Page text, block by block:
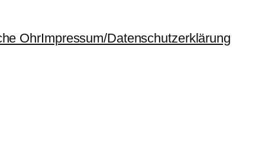
OhrImpressum/Datenschutzerklärung